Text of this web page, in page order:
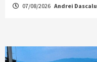
07/08/2026 Andrei Dascalu